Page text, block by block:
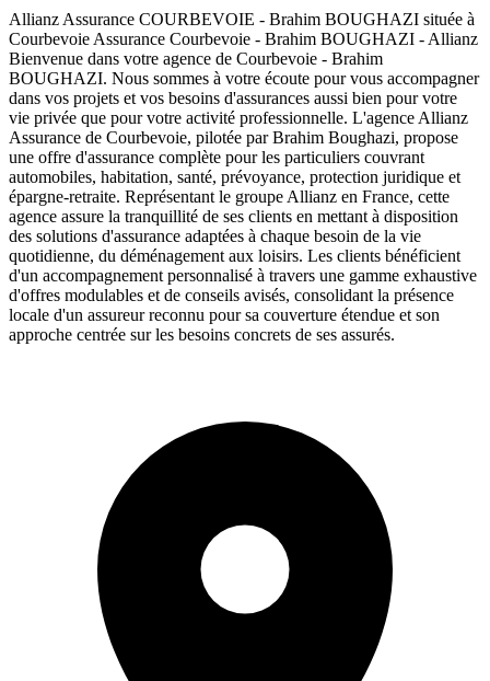
Allianz Assurance COURBEVOIE - Brahim BOUGHAZI située à
Courbevoie Assurance Courbevoie - Brahim BOUGHAZI - Allianz
Bienvenue dans votre agence de Courbevoie - Brahim
BOUGHAZI. Nous sommes à votre écoute pour vous accompagner
dans vos projets et vos besoins d'assurances aussi bien pour votre
vie privée que pour votre activité professionnelle. L'agence Allianz
Assurance de Courbevoie, pilotée par Brahim Boughazi, propose
une offre d'assurance complète pour les particuliers couvrant
automobiles, habitation, santé, prévoyance, protection juridique et
épargne-retraite. Représentant le groupe Allianz en France, cette
agence assure la tranquillité de ses clients en mettant à disposition
des solutions d'assurance adaptées à chaque besoin de la vie
quotidienne, du déménagement aux loisirs. Les clients bénéficient
d'un accompagnement personnalisé à travers une gamme exhaustive
d'offres modulables et de conseils avisés, consolidant la présence
locale d'un assureur reconnu pour sa couverture étendue et son
approche centrée sur les besoins concrets de ses assurés.